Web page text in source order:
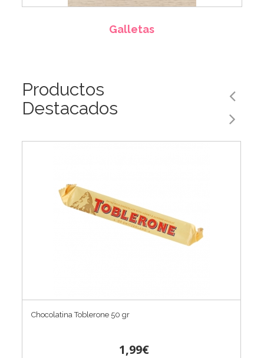
Galletas
Productos
Destacados
Chocolatina Toblerone 50 gr
1,99€